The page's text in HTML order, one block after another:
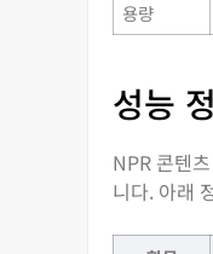
용량
성능
NPR 콘텐
니다. 아래